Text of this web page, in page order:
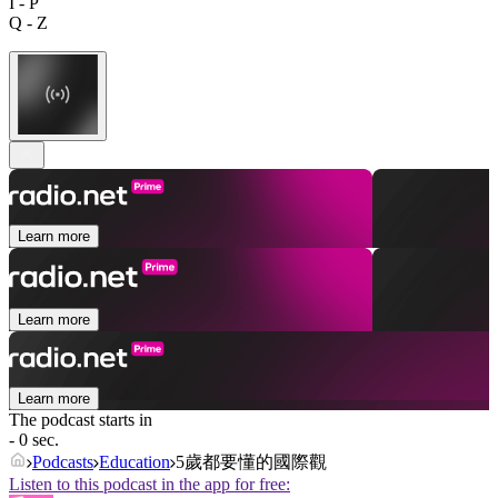
Q - Z
Learn more
Learn more
Learn more
The podcast starts in
- 0 sec.
Podcasts Education 5歲都要懂的國際觀
Listen to this podcast in the app for free: